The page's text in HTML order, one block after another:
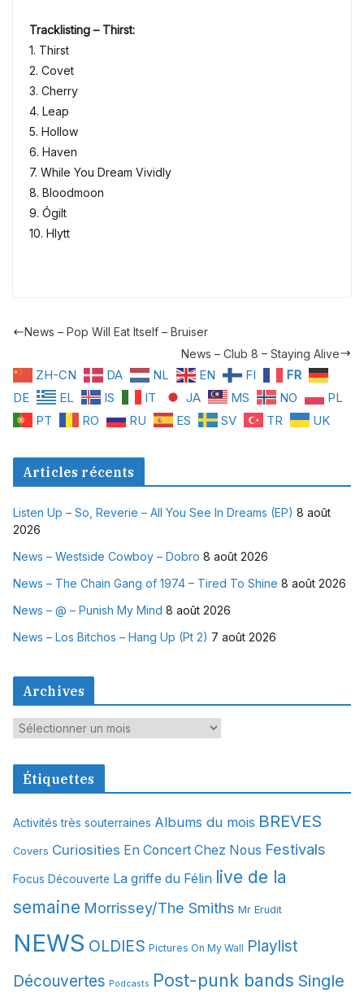
Tracklisting – Thirst:
1. Thirst
2. Covet
3. Cherry
4. Leap
5. Hollow
6. Haven
7. While You Dream Vividly
8. Bloodmoon
9. Ógilt
10. Hlytt
News – Pop Will Eat Itself – Bruiser
News – Club 8 – Staying Alive
ZH-CN DA NL EN FI
FR
DE
EL IS IT JA MS NO
PL
PT
RO RU ES SV TR UK
Articles récents
Listen Up – So, Reverie – All You See In Dreams (EP) 8 août
2026
News – Westside Cowboy – Dobro 8 août 2026
News – The Chain Gang of 1974 – Tired To Shine 8 août 2026
News – @ – Punish My Mind 8 août 2026
News – Los Bitchos – Hang Up (Pt 2) 7 août 2026
Archives
A
c
v
e
Étiquettes
Activités très souterraines Albums du mois BREVES
Covers Curiosities En Concert Chez Nous Festivals
Focus Découverte La griffe du Félin live de la
semaine Morrissey/The Smiths Mr Erudit
NEWS OLDIES Pictures On My Wall Playlist
Découvertes Podcasts Post-punk bands Single